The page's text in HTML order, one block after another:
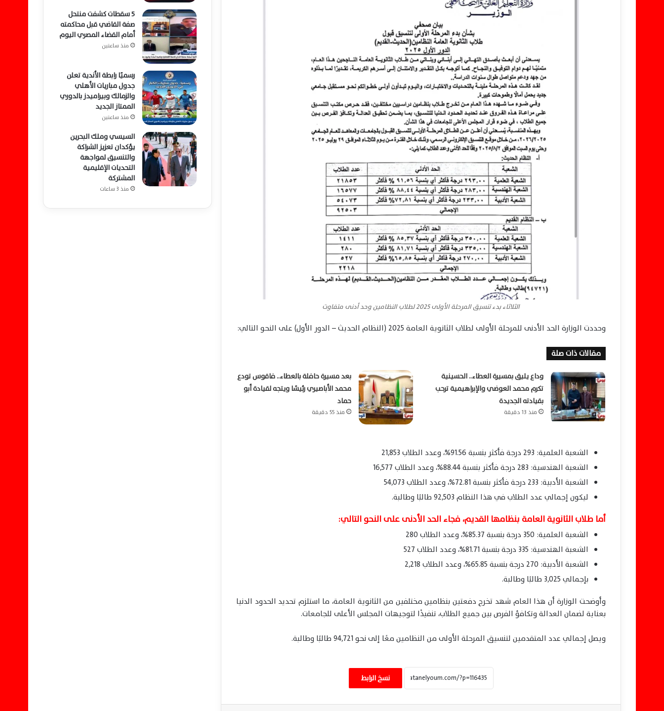
الثلاثاء بدء تنسيق المرحلة الأولى 2025 لطلاب النظامين وحد أدنى متفاوت
وحددت الوزارة الحد الأدنى للمرحلة الأولى لطلاب الثانوية العامة 2025 (النظام الحديث – الدور الأول) على النحو التالي:
مقالات ذات صلة
وداع يليق بمسيرة العطاء.. الحسينية
تكرم محمد العوضي والإبراهيمية ترحب
بقيادته الجديدة
منذ 13 دقيقة
بعد مسيرة حافلة بالعطاء.. فاقوس تودع
محمد الأباصيري رئيسًا ويتجه لقيادة أبو
حماد
منذ 55 دقيقة
الشعبة العلمية: 293 درجة فأكثر بنسبة 91.56%، وعدد الطلاب 21,853
الشعبة الهندسية: 283 درجة فأكثر بنسبة 88.44%، وعدد الطلاب 16,577
الشعبة الأدبية: 233 درجة فأكثر بنسبة 72.81%، وعدد الطلاب 54,073
ليكون إجمالي عدد الطلاب في هذا النظام 92,503 طالبًا وطالبة.
أما طلاب الثانوية العامة بنظامها القديم، فجاء الحد الأدنى على النحو التالي:
الشعبة العلمية: 350 درجة بنسبة 85.37%، وعدد الطلاب 280
الشعبة الهندسية: 335 درجة بنسبة 81.71%، وعدد الطلاب 527
الشعبة الأدبية: 270 درجة بنسبة 65.85%، وعدد الطلاب 2,218
بإجمالي 3,025 طالبًا وطالبة.
وأوضحت الوزارة أن هذا العام شهد تخرج دفعتين بنظامين مختلفين من الثانوية العامة، ما استلزم تحديد الحدود الدنيا
بعناية لضمان العدالة وتكافؤ الفرص بين جميع الطلاب، تنفيذًا لتوجيهات المجلس الأعلى للجامعات.
ويصل إجمالي عدد المتقدمين لتنسيق المرحلة الأولى من النظامين معًا إلى نحو 94,721 طالبًا وطالبة.
نسخ الرابط
طاقمها قبالة السواحل العُمانية اليوم
السيسي وملك البحرين يؤكدان تعزيز الشراكة
5 سقطات كشفت منتحل
صفة القاضي قبل محاكمته
أمام القضاء المصري اليوم
منذ ساعتين
رسميًا رابطة الأندية تعلن
جدول مباريات الأهلي
والزمالك وبيراميدز بالدوري
الممتاز الجديد
منذ ساعتين
السيسي وملك البحرين
يؤكدان تعزيز الشراكة
والتنسيق لمواجهة
التحديات الإقليمية
المشتركة
منذ 3 ساعات